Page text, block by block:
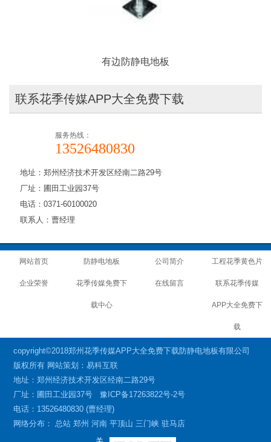
有边防静电地板
联系花季传媒APP大全免费下载
服务热线：
13526480830
地址：郑州经济技术开发区经南二路29号
厂址：圃田工业园37号
电话：0371-60100020
联系人：曹经理
网站首页 防静电地板 公司简介 工程花季黄色片
企业荣誉 花季传媒免费下
载中心
在线留言 联系花季传媒
APP大全免费下
载
copyright©2018郑州花季传媒APP大全免费下载防静电地板有限公司
版权所有 网站策划：易科互联
地址：郑州经济技术开发区经南二路29号
厂址：圃田工业园37号豫ICP备17263822号-2号
电话：13526480830 (曹经理)
网络分布：总站 郑州 河南 平顶山 三门峡 驻马店